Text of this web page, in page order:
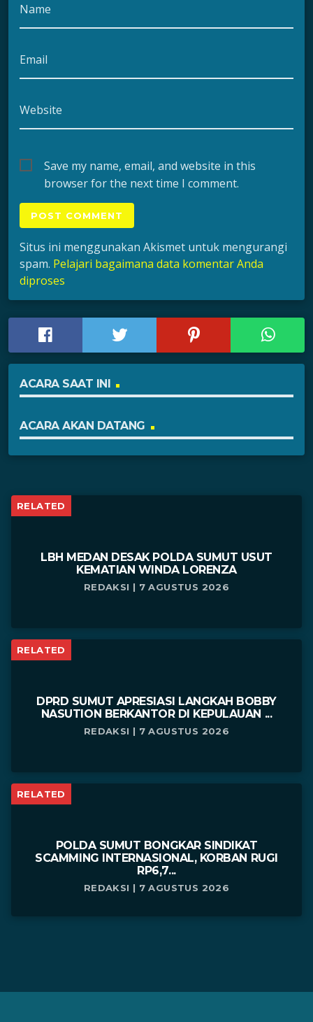
Name
Email
Website
Save my name, email, and website in this
browser for the next time I comment.
Situs ini menggunakan Akismet untuk mengurangi
spam. Pelajari bagaimana data komentar Anda
diproses
ACARA SAAT INI
ACARA AKAN DATANG
RELATED
LBH MEDAN DESAK POLDA SUMUT USUT
KEMATIAN WINDA LORENZA
REDAKSI | 7 AGUSTUS 2026
RELATED
DPRD SUMUT APRESIASI LANGKAH BOBBY
NASUTION BERKANTOR DI KEPULAUAN ...
REDAKSI | 7 AGUSTUS 2026
RELATED
POLDA SUMUT BONGKAR SINDIKAT
SCAMMING INTERNASIONAL, KORBAN RUGI
RP6,7...
REDAKSI | 7 AGUSTUS 2026